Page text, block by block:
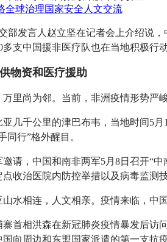
全球治理国家安全 人文交流
部发言人赵立坚在记者会上介绍说
支中国援非医疗队也在当地积极行
物资和医疗援助
里尚为邻。当前，非洲疫情形势严
几千公里的津巴布韦，当地时间5
同行”格外醒目。
邀请，中国和南非两军5月8日召开“
收治医院内防控举措以及病毒监测
水相连，人文相亲。疫情来临，中
寨首相洪森在新冠肺炎疫情暴发后访
向周边和东盟国家派遣的第一支抗